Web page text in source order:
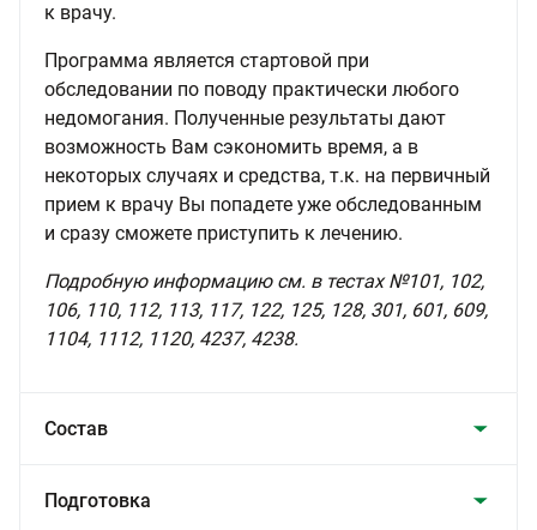
к врачу.
Программа является стартовой при
обследовании по поводу практически любого
недомогания. Полученные результаты дают
возможность Вам сэкономить время, а в
некоторых случаях и средства, т.к. на первичный
прием к врачу Вы попадете уже обследованным
и сразу сможете приступить к лечению.
Подробную информацию см. в тестах №101, 102,
106, 110, 112, 113, 117, 122, 125, 128, 301, 601, 609,
1104, 1112, 1120, 4237, 4238.
Состав
Подготовка